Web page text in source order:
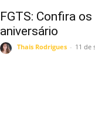
FGTS: Confira
aniversário
Thais Rodrigues - 11 de